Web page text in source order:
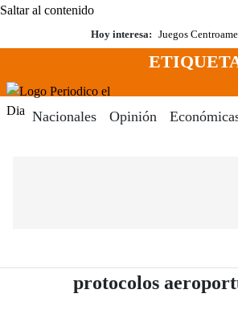
Saltar al contenido
Hoy interesa: Juegos
Menú
Nacionales Opinión
protocolos